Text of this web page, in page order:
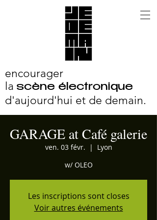
encourager
la scène électronique
d'aujourd'hui et de demain.
GARAGE at Café galerie
ven. 03 févr.
  |
Lyon
w/ OLEO
Les inscriptions sont closes
Voir autres événements